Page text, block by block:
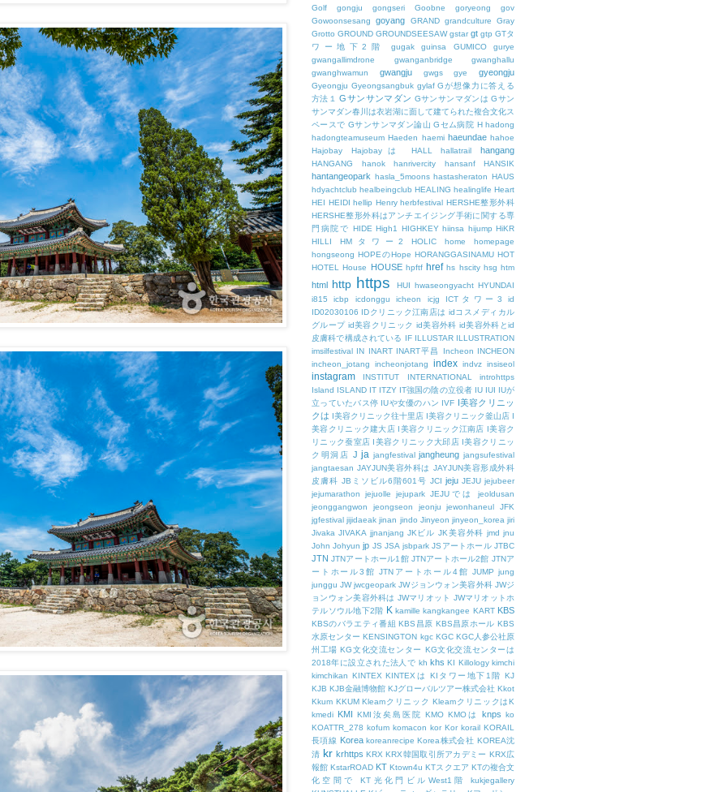
Golf
gongju gongseri Goobne goryeong
gov
Gowoonsesang
goyang GRAND grandculture
Gray
Grotto GROUND GROUNDSEESAW gstar gt gtp GTタ
ワー地下2階
gugak guinsa GUMICO
gurye
gwangallimdrone
gwanganbridge
gwanghallu
gwanghwamun
gwangju gwgs gye gyeongju
Gyeongju Gyeongsangbuk gylaf Gが想像力に答える
方法１
Gサンサンマダン Gサンサンマダンは Gサン
サンマダン春川は衣岩湖に面して建てられた複合文化ス
ペースで Gサンサンマダン論山 Gセム病院 H hadong
hadongteamuseum Haeden haemi haeundae hahoe
Hajobay
Hajobayは HALL hallatrail hangang
HANGANG hanok hanrivercity hansanf HANSIK
hantangeopark hasla_5moons hastasheraton HAUS
hdyachtclub healbeingclub HEALING healinglife Heart
HEI HEIDI hellip Henry herbfestival HERSHE整形外科
HERSHE整形外科はアンチエイジング手術に関する専
門病院で HIDE High1 HIGHKEY hiinsa hijump HiKR
HILLI
HMタワー2 HOLIC home
homepage
hongseong HOPEのHope HORANGGASINAMU HOT
HOTEL
House HOUSE hpftf href hs hscity hsg htm
html http https HUI hwaseongyacht HYUNDAI
i815
icbp icdonggu icheon icjg ICTタワー3
id
ID02030106 IDクリニック江南店は idコスメディカル
グループ id美容クリニック id美容外科 id美容外科とid
皮膚科で構成されている IF ILLUSTAR ILLUSTRATION
imsilfestival IN INART INART平昌 Incheon INCHEON
incheon_jotang
incheonjotang index indvz insiseol
instagram INSTITUT INTERNATIONAL
introhttps
Island ISLAND IT ITZY IT強国の陰の立役者 IU IUI IUが
立っていたバス停 IUや女優のハン IVF I美容クリニッ
クは I美容クリニック往十里店 I美容クリニック釜山店 I
美容クリニック建大店 I美容クリニック江南店 I美容ク
リニック蚕室店 I美容クリニック大邱店 I美容クリニッ
ク明洞店 J ja jangfestival jangheung jangsufestival
jangtaesan JAYJUN美容外科は JAYJUN美容形成外科
皮膚科 JBミソビル6階601号 JCI jeju JEJU jejubeer
jejumarathon
jejuolle jejupark JEJUでは
jeoldusan
jeonggangwon
jeongseon jeonju jewonhaneul
JFK
jgfestival jijidaeak jinan jindo Jinyeon jinyeon_korea jiri
Jivaka JIVAKA jjnanjang JKビル JK美容外科 jmd jnu
John Johyun jp JS JSA jsbpark JSアートホール JTBC
JTN JTNアートホール1館 JTNアートホール2館 JTNア
ートホール3館 JTNアートホール4館 JUMP jung
junggu JW jwcgeopark JWジョンウォン美容外科 JWジ
ョンウォン美容外科は JWマリオット JWマリオットホ
テルソウル地下2階 K kamille kangkangee KART KBS
KBSのバラエティ番組 KBS昌原 KBS昌原ホール KBS
水原センター KENSINGTON kgc KGC KGC人参公社原
州工場 KG文化交流センター KG文化交流センターは
2018年に設立された法人で kh khs KI Killology kimchi
kimchikan KINTEX KINTEXは KIタワー地下1階 KJ
KJB KJB金融博物館 KJグローバルツアー株式会社 Kkot
Kkum KKUM Kleamクリニック KleamクリニックはK
kmedi KMI KMI汝矣島医院 KMO KMOは knps ko
KOATTR_278 kofum komacon kor Kor korail KORAIL
長項線 Korea koreanrecipe Korea株式会社 KOREA沈
清 kr krhttps KRX KRX韓国取引所アカデミー KRX広
報館 KstarROAD KT Ktown4u KTスクエア KTの複合文
化空間で
KT光化門ビルWest1階
kukjegallery